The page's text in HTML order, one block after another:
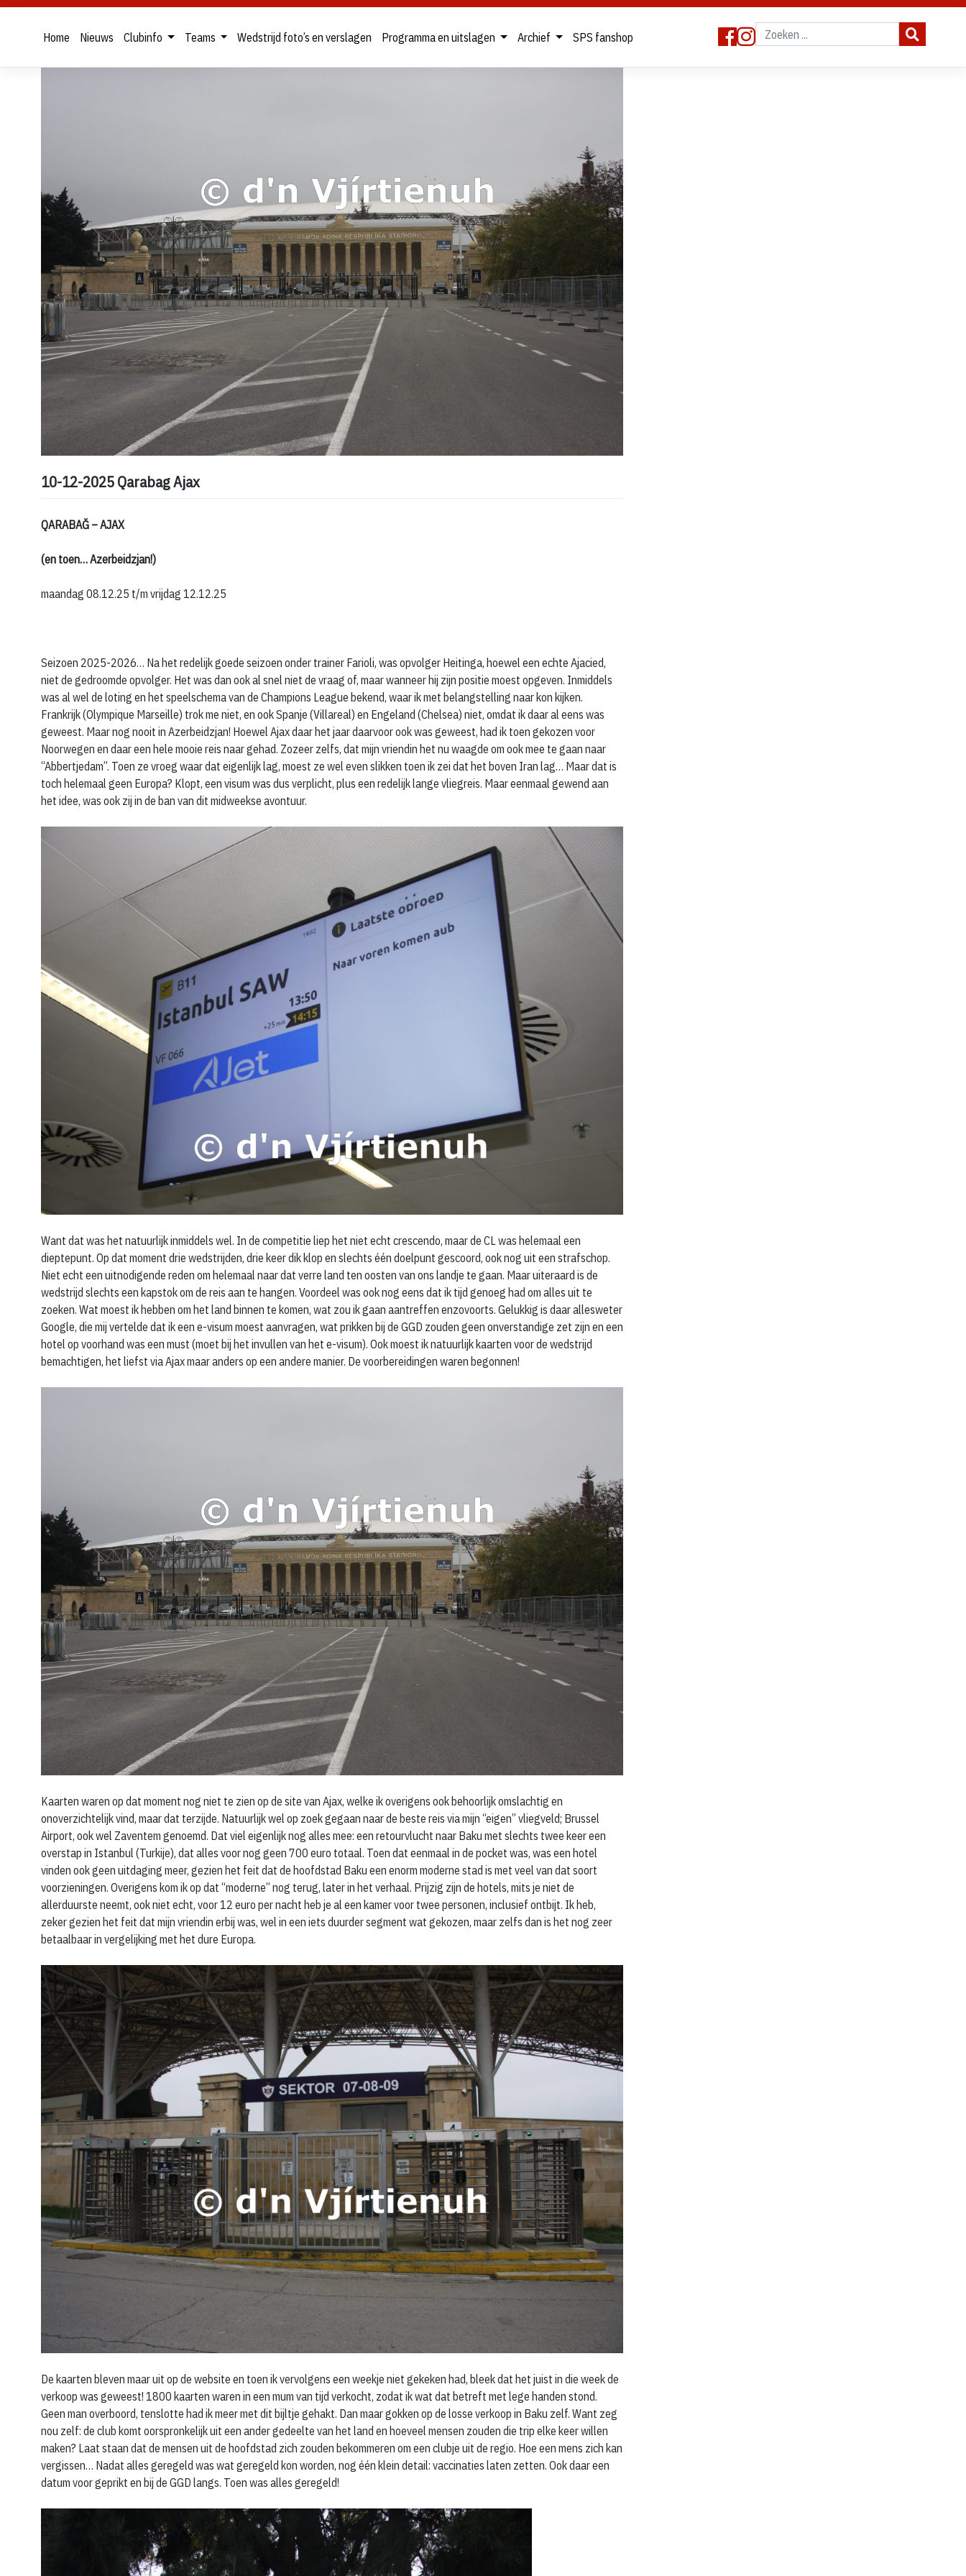
Home Nieuws Clubinfo Teams Wedstrijd foto’s en verslagen Programma en uitslagen Archief SPS fanshop
10-12-2025 Qarabag Ajax
QARABAĞ – AJAX
(en toen… Azerbeidzjan!)
maandag 08.12.25 t/m vrijdag 12.12.25
Seizoen 2025-2026… Na het redelijk goede seizoen onder trainer Farioli, was opvolger Heitinga, hoewel een echte Ajacied,
niet de gedroomde opvolger. Het was dan ook al snel niet de vraag of, maar wanneer hij zijn positie moest opgeven. Inmiddels
was al wel de loting en het speelschema van de Champions League bekend, waar ik met belangstelling naar kon kijken.
Frankrijk (Olympique Marseille) trok me niet, en ook Spanje (Villareal) en Engeland (Chelsea) niet, omdat ik daar al eens was
geweest. Maar nog nooit in Azerbeidzjan! Hoewel Ajax daar het jaar daarvoor ook was geweest, had ik toen gekozen voor
Noorwegen en daar een hele mooie reis naar gehad. Zozeer zelfs, dat mijn vriendin het nu waagde om ook mee te gaan naar
“Abbertjedam”. Toen ze vroeg waar dat eigenlijk lag, moest ze wel even slikken toen ik zei dat het boven Iran lag… Maar dat is
toch helemaal geen Europa? Klopt, een visum was dus verplicht, plus een redelijk lange vliegreis. Maar eenmaal gewend aan
het idee, was ook zij in de ban van dit midweekse avontuur.
Want dat was het natuurlijk inmiddels wel. In de competitie liep het niet echt crescendo, maar de CL was helemaal een
dieptepunt. Op dat moment drie wedstrijden, drie keer dik klop en slechts één doelpunt gescoord, ook nog uit een strafschop.
Niet echt een uitnodigende reden om helemaal naar dat verre land ten oosten van ons landje te gaan. Maar uiteraard is de
wedstrijd slechts een kapstok om de reis aan te hangen. Voordeel was ook nog eens dat ik tijd genoeg had om alles uit te
zoeken. Wat moest ik hebben om het land binnen te komen, wat zou ik gaan aantreffen enzovoorts. Gelukkig is daar allesweter
Google, die mij vertelde dat ik een e-visum moest aanvragen, wat prikken bij de GGD zouden geen onverstandige zet zijn en een
hotel op voorhand was een must (moet bij het invullen van het e-visum). Ook moest ik natuurlijk kaarten voor de wedstrijd
bemachtigen, het liefst via Ajax maar anders op een andere manier. De voorbereidingen waren begonnen!
Kaarten waren op dat moment nog niet te zien op de site van Ajax, welke ik overigens ook behoorlijk omslachtig en
onoverzichtelijk vind, maar dat terzijde. Natuurlijk wel op zoek gegaan naar de beste reis via mijn “eigen” vliegveld; Brussel
Airport, ook wel Zaventem genoemd. Dat viel eigenlijk nog alles mee: een retourvlucht naar Baku met slechts twee keer een
overstap in Istanbul (Turkije), dat alles voor nog geen 700 euro totaal. Toen dat eenmaal in de pocket was, was een hotel
vinden ook geen uitdaging meer, gezien het feit dat de hoofdstad Baku een enorm moderne stad is met veel van dat soort
voorzieningen. Overigens kom ik op dat “moderne” nog terug, later in het verhaal. Prijzig zijn de hotels, mits je niet de
allerduurste neemt, ook niet echt, voor 12 euro per nacht heb je al een kamer voor twee personen, inclusief ontbijt. Ik heb,
zeker gezien het feit dat mijn vriendin erbij was, wel in een iets duurder segment wat gekozen, maar zelfs dan is het nog zeer
betaalbaar in vergelijking met het dure Europa.
De kaarten bleven maar uit op de website en toen ik vervolgens een weekje niet gekeken had, bleek dat het juist in die week de
verkoop was geweest! 1800 kaarten waren in een mum van tijd verkocht, zodat ik wat dat betreft met lege handen stond.
Geen man overboord, tenslotte had ik meer met dit bijltje gehakt. Dan maar gokken op de losse verkoop in Baku zelf. Want zeg
nou zelf: de club komt oorspronkelijk uit een ander gedeelte van het land en hoeveel mensen zouden die trip elke keer willen
maken? Laat staan dat de mensen uit de hoofdstad zich zouden bekommeren om een clubje uit de regio. Hoe een mens zich kan
vergissen… Nadat alles geregeld was wat geregeld kon worden, nog één klein detail: vaccinaties laten zetten. Ook daar een
datum voor geprikt en bij de GGD langs. Toen was alles geregeld!